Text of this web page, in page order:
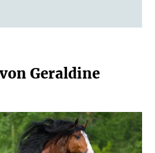
Geraldine